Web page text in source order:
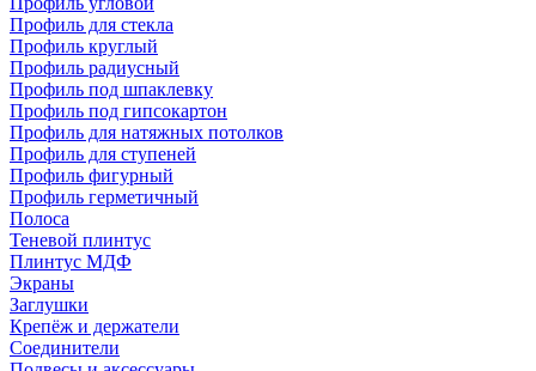
Профиль для стекла
Профиль круглый
Профиль радиусный
Профиль под шпаклевку
Профиль под гипсокартон
Профиль для натяжных потолков
Профиль для ступеней
Профиль фигурный
Профиль герметичный
Полоса
Теневой плинтус
Плинтус МДФ
Экраны
Заглушки
Крепёж и держатели
Соединители